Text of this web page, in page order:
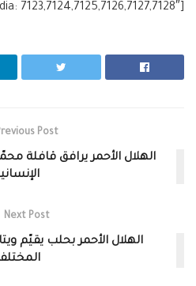
[g_slider2 source=”media: 7123,7124,7125,7126,7127,7128″]
Post
الهلال الأحمر يرافق قافلة
Next Post
الهلال الأحمر بحلب يقيّم